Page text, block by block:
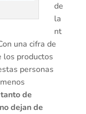
de
la
nt
una cifra de
los productos
personas
de
dejan de